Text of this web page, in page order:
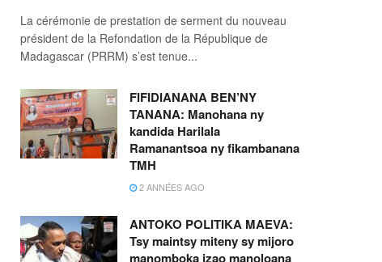
La cérémonie de prestation de serment du nouveau
président de la Refondation de la République de
Madagascar (PRRM) s’est tenue...
FIFIDIANANA BEN’NY
TANANA: Manohana ny
kandida Harilala
Ramanantsoa ny fikambanana
TMH
2 ANNÉES AGO
ANTOKO POLITIKA MAEVA:
Tsy maintsy miteny sy mijoro
manomboka izao manoloana